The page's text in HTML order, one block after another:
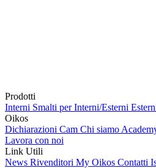
Prodotti
Interni Smalti per Interni/Esterni
Oikos
Dichiarazioni Cam Chi siamo
Lavora con noi
Link Utili
News Rivenditori My Oikos Contatti